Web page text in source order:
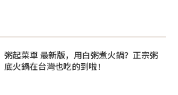
粥起菜單 最新版，用白粥煮火鍋？正宗粥
底火鍋在台灣也吃的到啦！